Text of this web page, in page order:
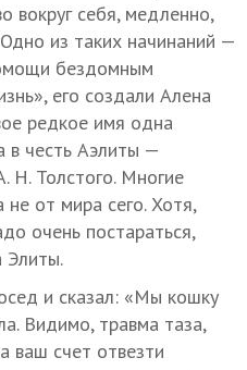
вокруг себя, медленно,
из таких начинаний —
бездомным
его создали Алена
редкое имя одна
в честь Аэлиты —
Н. Толстого. Многие
от мира сего. Хотя,
очень постараться,
Элиты.
и сказал: «Мы кошку
Видимо, травма таза,
ваш счет отвезти